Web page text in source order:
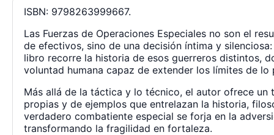
ISBN: 9798263999667.
Las Fuerzas de Operaciones Especiales no son el
de efectivos, sino de una decisión íntima y
libro recorre la historia de esos guerreros distintos,
voluntad humana capaz de extender los límites de lo
Más allá de la táctica y lo técnico, el autor ofrece un
propias y de ejemplos que entrelazan la historia,
verdadero combatiente especial se forja en la
transformando la fragilidad en fortaleza.